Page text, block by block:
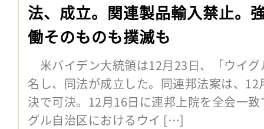
法、成立。関連製品輸入禁止。
働そのものも撲滅も
米バイデン大統領は12月23日、「ウイ
名し、同法が成立した。同連邦法案は、
決で可決。12月16日に連邦上院を全会一
グル自治区におけるウイ […]